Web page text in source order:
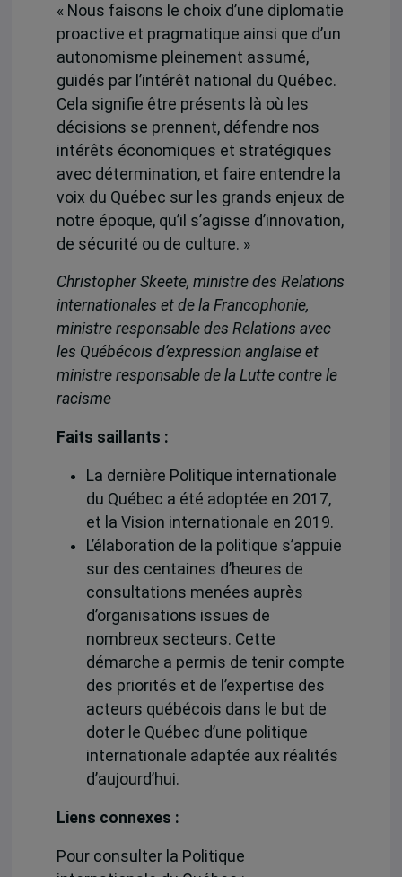
« Nous faisons le choix d’une diplomatie
proactive et pragmatique ainsi que d’un
autonomisme pleinement assumé,
guidés par l’intérêt national du Québec.
Cela signifie être présents là où les
décisions se prennent, défendre nos
intérêts économiques et stratégiques
avec détermination, et faire entendre la
voix du Québec sur les grands enjeux de
notre époque, qu’il s’agisse d’innovation,
de sécurité ou de culture. »
Christopher Skeete, ministre des Relations
internationales et de la Francophonie,
ministre responsable des Relations avec
les Québécois d’expression anglaise et
ministre responsable de la Lutte contre le
racisme
Faits saillants :
La dernière Politique internationale
du Québec a été adoptée en 2017,
et la Vision internationale en 2019.
L’élaboration de la politique s’appuie
sur des centaines d’heures de
consultations menées auprès
d’organisations issues de
nombreux secteurs. Cette
démarche a permis de tenir compte
des priorités et de l’expertise des
acteurs québécois dans le but de
doter le Québec d’une politique
internationale adaptée aux réalités
d’aujourd’hui.
Liens connexes :
Pour consulter la Politique